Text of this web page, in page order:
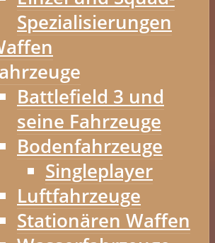
Spezialisierungen
Battlefield 3 und
seine Fahrzeuge
Bodenfahrzeuge
Singleplayer
Luftfahrzeuge
Stationären Waffen